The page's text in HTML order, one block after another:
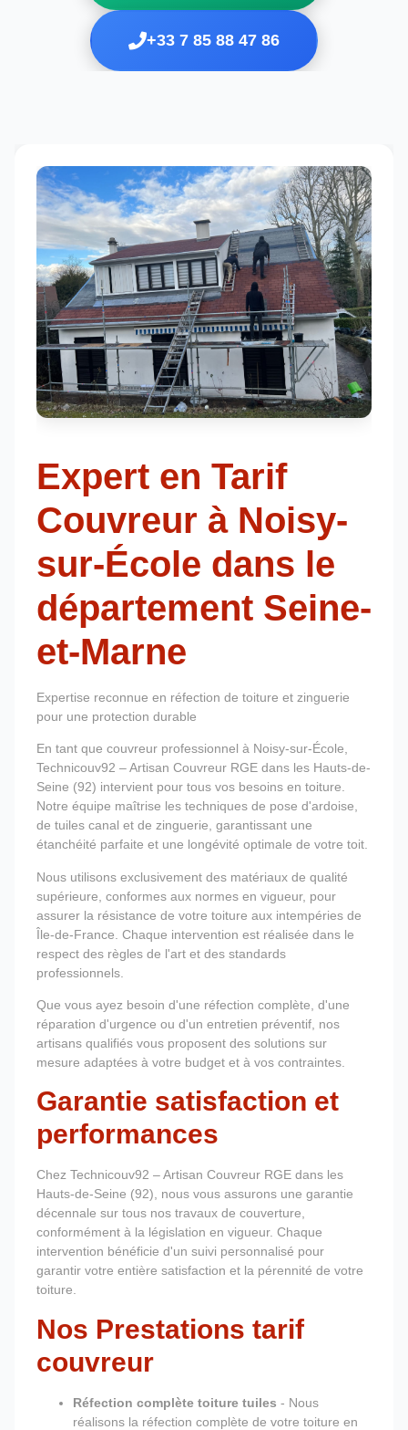
+33 7 85 88 47 86
Expert en Tarif
Couvreur à Noisy-
sur-École dans le
département Seine-
et-Marne
Expertise reconnue en réfection de toiture et zinguerie
pour une protection durable
En tant que couvreur professionnel à Noisy-sur-École,
Technicouv92 – Artisan Couvreur RGE dans les Hauts-de-
Seine (92) intervient pour tous vos besoins en toiture.
Notre équipe maîtrise les techniques de pose d'ardoise,
de tuiles canal et de zinguerie, garantissant une
étanchéité parfaite et une longévité optimale de votre toit.
Nous utilisons exclusivement des matériaux de qualité
supérieure, conformes aux normes en vigueur, pour
assurer la résistance de votre toiture aux intempéries de
Île-de-France. Chaque intervention est réalisée dans le
respect des règles de l'art et des standards
professionnels.
Que vous ayez besoin d'une réfection complète, d'une
réparation d'urgence ou d'un entretien préventif, nos
artisans qualifiés vous proposent des solutions sur
mesure adaptées à votre budget et à vos contraintes.
Garantie satisfaction et
performances
Chez Technicouv92 – Artisan Couvreur RGE dans les
Hauts-de-Seine (92), nous vous assurons une garantie
décennale sur tous nos travaux de couverture,
conformément à la législation en vigueur. Chaque
intervention bénéficie d'un suivi personnalisé pour
garantir votre entière satisfaction et la pérennité de votre
toiture.
Nos Prestations tarif
couvreur
Réfection complète toiture tuiles - Nous
réalisons la réfection complète de votre toiture en